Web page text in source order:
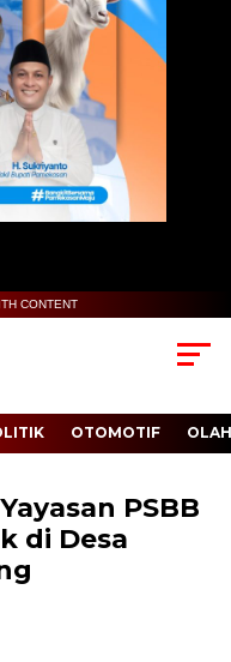
CONTENT
OTOMOTIF
PSBB
di Desa